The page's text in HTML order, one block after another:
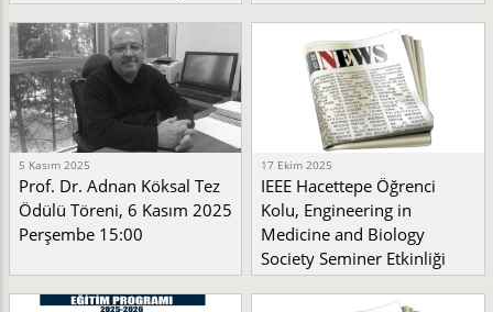
5 Kasım 2025
Prof. Dr. Adnan Köksal Tez
Ödülü Töreni, 6 Kasım 2025
Perşembe 15:00
17 Ekim 2025
IEEE Hacettepe Öğrenci
Kolu, Engineering in
Medicine and Biology
Society Seminer Etkinliği